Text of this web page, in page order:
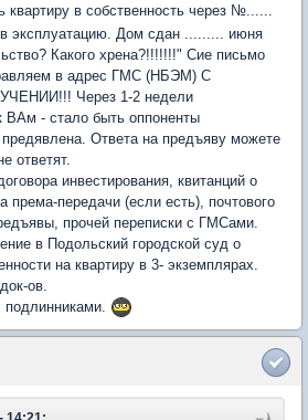
квартиру в собственность через №......
эксплуатацию. Дом сдан ......... июня
Какого хрена?!!!!!!!" Сие письмо
в адрес ГМС (НБЭМ) С
Через 1-2 недели
ВАм - стало быть оппоненты
Ответа на предъяву можете
ответят.
инвестирования, квитанций о
према-передачи (если есть), почтового
прочей переписки с ГМСами.
в Подольский городской суд о
на квартиру в 3- экземплярах.
ов.